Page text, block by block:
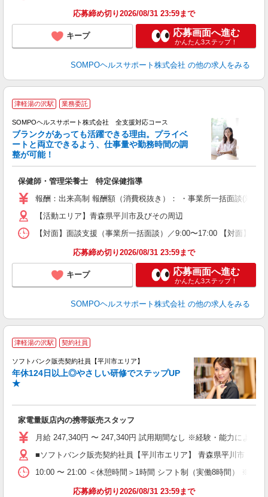
応募締め切り2026/08/31 23:59まで
キープ 応募画面へ進む
かんたん3ステップ！
SOMPOヘルスサポート株式会社 の他の求人をみる
津軽湯の沢駅 業務委託
SOMPOヘルスサポート株式会社 全支援対応コース
ブランクがあっても活躍できる理由。プライベ
ートと両立できるよう、仕事量や勤務時間の調
整が可能！
保健師・管理栄養士 特定保健指導
報酬：出来高制 報酬額（消費税抜き）： ・事業所一括面談(対
【活動エリア】青森県平川市及びその周辺
【対面】面談支援（事業所一括面談）／9:00〜17:00 【対面】
応募締め切り2026/08/31 23:59まで
キープ 応募画面へ進む
かんたん3ステップ！
SOMPOヘルスサポート株式会社 の他の求人をみる
津軽湯の沢駅 契約社員
ソフトバンク販売契約社員【平川市エリア】
年休124日以上◎やさしい研修でステップUP
★
家電量販店内の携帯販売スタッフ
月給 247,340円 〜 247,340円 試用期間なし ※経験・能力による
■ソフトバンク販売契約社員【平川市エリア】 青森県平川市
10:00 〜 21:00 ＜休憩時間＞1時間 シフト制（実働8時間） ※営
応募締め切り2026/08/31 23:59まで